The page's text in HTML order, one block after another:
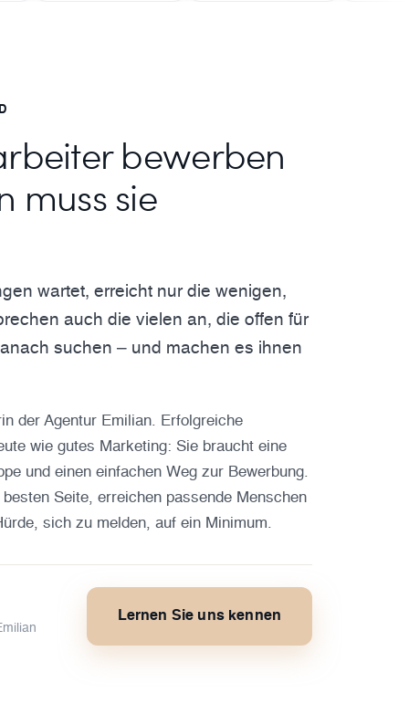
bewerben
muss sie
wartet, erreicht nur die wenigen,
auch die vielen an, die offen für
suchen – und machen es ihnen
der Agentur Emilian. Erfolgreiche
wie gutes Marketing: Sie braucht eine
und einen einfachen Weg zur Bewerbung.
Seite, erreichen passende Menschen
sich zu melden, auf ein Minimum.
Lernen Sie uns kennen